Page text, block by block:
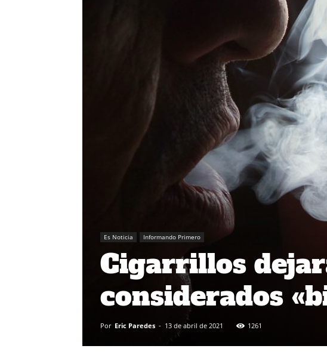
Es Noticia Informando Primero
Cigarrillos
considerados
Por Eric Paredes - 13 de abril de 2021 1261